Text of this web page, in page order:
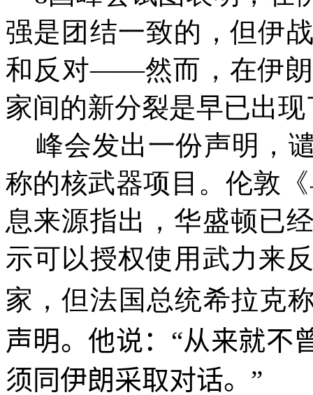
强是团结一致的，但伊
和反对——然而，在伊朗
家间的新分裂是早已出现
峰会发出一份声明，
称的核武器项目。伦敦
息来源指出，华盛顿已
示可以授权使用武力来
家，但法国总统希拉克
声明。他说：“从来就不
须同伊朗采取对话。”